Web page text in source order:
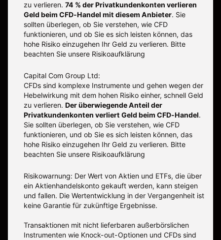
zu verlieren. 74 % der Privatkundenkonten verlieren
Geld beim CFD-Handel mit diesem Anbieter. Sie
sollten überlegen, ob Sie verstehen, wie CFD
funktionieren, und ob Sie es sich leisten können, das
hohe Risiko einzugehen Ihr Geld zu verlieren. Bitte
beachten Sie unsere Risikoaufklärung
Capital Com Group Ltd:
CFDs sind komplexe Instrumente und gehen wegen der
Hebelwirkung mit dem hohen Risiko einher, schnell Geld
zu verlieren. Der überwiegende Anteil der
Privatkundenkonten verliert Geld beim CFD-Handel.
Sie sollten überlegen, ob Sie verstehen, wie CFD
funktionieren, und ob Sie es sich leisten können, das
hohe Risiko einzugehen Ihr Geld zu verlieren. Bitte
beachten Sie unsere Risikoaufklärung
Risikowarnung: Der Wert von Aktien und ETFs, die über
ein Aktienhandelskonto gekauft werden, kann steigen
und fallen. Die Wertentwicklung in der Vergangenheit ist
keine Garantie für zukünftige Ergebnisse.
Transaktionen mit nicht lieferbaren außerbörslichen
Instrumenten wie Knock-out-Optionen und CFDs sind